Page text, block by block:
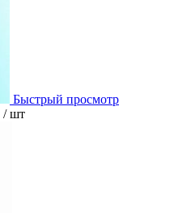
Быстрый просмотр
/ шт